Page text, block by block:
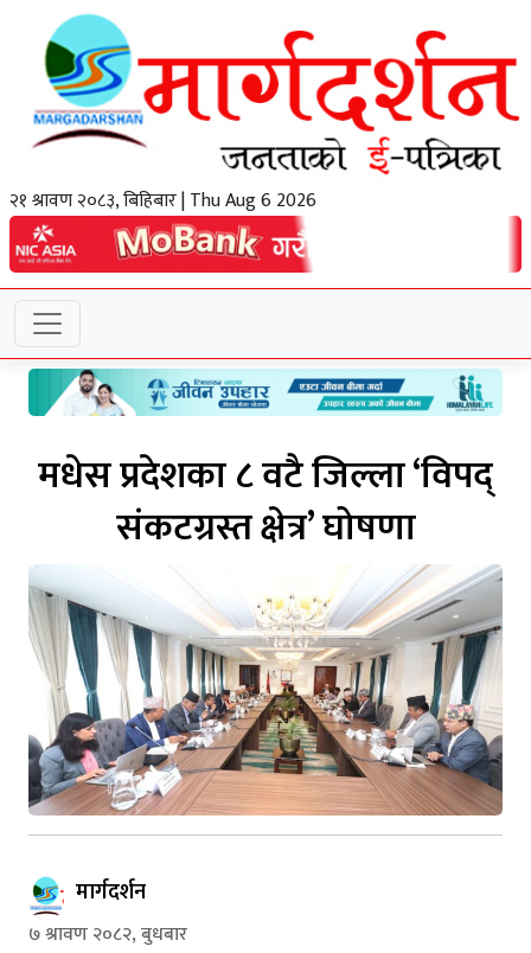
२१ श्रावण २०८३, बिहिबार | Thu Aug 6 2026
मधेस प्रदेशका ८ वटै जिल्ला ‘विपद्
संकटग्रस्त क्षेत्र’ घोषणा
मार्गदर्शन
७ श्रावण २०८२, बुधबार